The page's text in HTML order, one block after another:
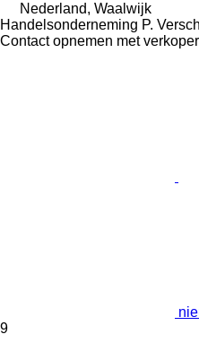
Nederland, Waalwijk
Handelsonderneming P.
Contact opnemen met verkoper
9